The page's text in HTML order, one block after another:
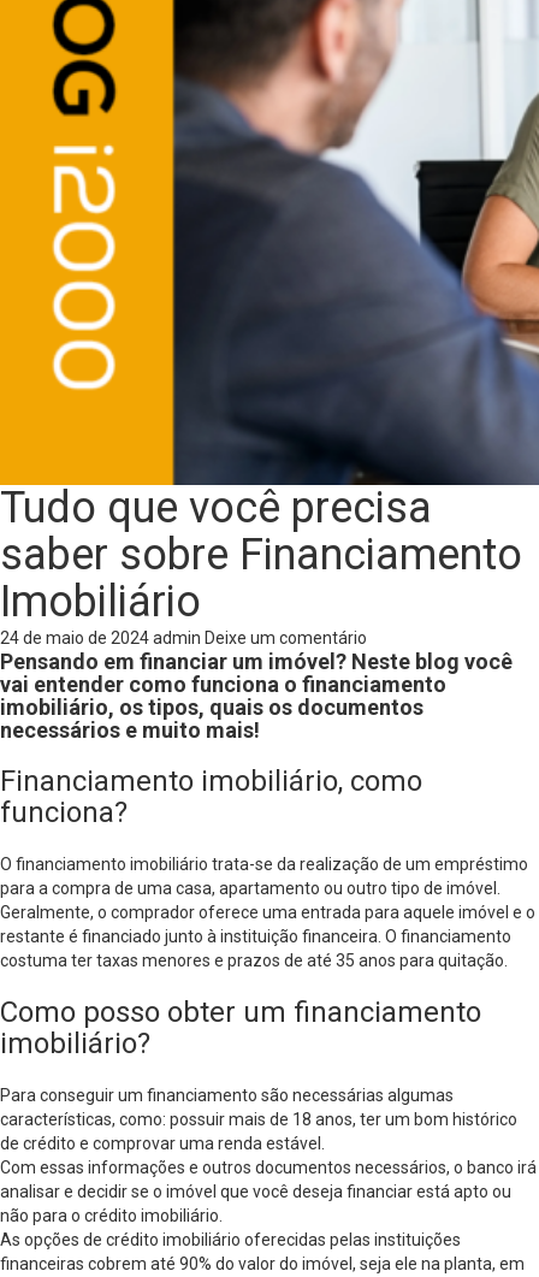
Tudo que você precisa
saber sobre Financiamento
Imobiliário
24 de maio de 2024admin Deixe um comentário
Pensando em financiar um imóvel? Neste blog você
vai entender como funciona o financiamento
imobiliário, os tipos, quais os documentos
necessários e muito mais!
Financiamento imobiliário, como
funciona?
O financiamento imobiliário trata-se da realização de um empréstimo
para a compra de uma casa, apartamento ou outro tipo de imóvel.
Geralmente, o comprador oferece uma entrada para aquele imóvel e o
restante é financiado junto à instituição financeira. O financiamento
costuma ter taxas menores e prazos de até 35 anos para quitação.
Como posso obter um financiamento
imobiliário?
Para conseguir um financiamento são necessárias algumas
características, como: possuir mais de 18 anos, ter um bom histórico
de crédito e comprovar uma renda estável.
Com essas informações e outros documentos necessários, o banco irá
analisar e decidir se o imóvel que você deseja financiar está apto ou
não para o crédito imobiliário.
As opções de crédito imobiliário oferecidas pelas instituições
financeiras cobrem até 90% do valor do imóvel, seja ele na planta, em